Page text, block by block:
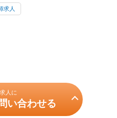
求人
人に
い合わせる